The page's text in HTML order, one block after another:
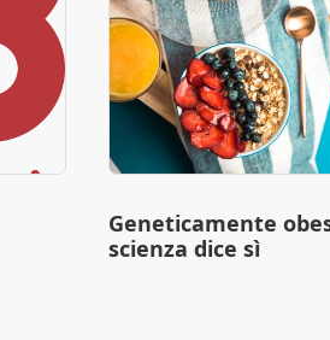
Geneticamente
scienza dice sì